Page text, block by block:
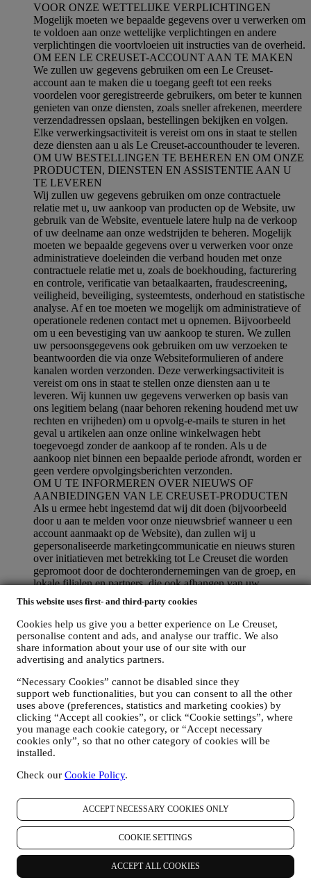
This website uses first- and third-party cookies
Cookies help us give you a better experience on Le Creuset,
personalise content and ads, and analyse our traffic. We also
share information about your use of our site with our
advertising and analytics partners.
“Necessary Cookies” cannot be disabled since they
support web functionalities, but you can consent to all the other
uses above (preferences, statistics and marketing cookies) by
clicking “Accept all cookies”, or click “Cookie settings”, where
you manage each cookie category, or “Accept necessary
cookies only”, so that no other category of cookies will be
installed.
Check our Cookie Policy.
ACCEPT NECESSARY COOKIES ONLY
COOKIE SETTINGS
ACCEPT ALL COOKIES
VOOR ONZE WETTELIJKE VERPLICHTINGEN
Mogelijk moeten we bepaalde gegevens over u verwerken om
te voldoen aan onze wettelijke verplichtingen en andere
verplichtingen die voortvloeien uit instructies van de overheid.
OM EEN LE CREUSET-ACCOUNT AAN TE MAKEN
We zullen uw gegevens gebruiken om een Le Creuset-
account aan te maken die u toegang geeft tot een reeks
voordelen voor geregistreerde gebruikers, om beter te kunnen
genieten van onze diensten, zoals sneller afrekenen, meerdere
verzendadressen opslaan, bestellingen bekijken en volgen.
Elke verwerkingsactiviteit is vereist om ons in staat te stellen
deze diensten aan u als Le Creuset-accounthouder te leveren.
OM UW BESTELLINGEN TE BEHEREN EN OM ONZE
PRODUCTEN, DIENSTEN EN ASSISTENTIE AAN U
TE LEVEREN
Wij zullen uw gegevens gebruiken om onze contractuele
relatie met u, uw aankoop van producten op de Website, uw
gebruik van de Website, eventuele latere hulp na de verkoop
of uw deelname aan onze wedstrijden te beheren. Mogelijk
moeten we bepaalde gegevens over u verwerken voor onze
administratieve doeleinden die verband houden met onze
contractuele relatie met u, zoals de boekhouding, facturering
en controle, verificatie van betaalkaarten, fraudescreening,
veiligheid, beveiliging, systeemtests, onderhoud en statistische
analyse. Af en toe moeten we mogelijk om administratieve of
operationele redenen contact met u opnemen. Bijvoorbeeld
om u een bevestiging van uw aankoop te sturen. We zullen
uw persoonsgegevens ook gebruiken om uw verzoeken te
beantwoorden die via onze Websiteformulieren of andere
kanalen worden verzonden. Deze verwerkingsactiviteit is
vereist om ons in staat te stellen onze diensten aan u te
leveren. Wij kunnen uw gegevens verwerken op basis van
ons legitiem belang (naar behoren rekening houdend met uw
rechten en vrijheden) om u opvolg-e-mails te sturen in het
geval u artikelen aan onze online winkelwagen hebt
toegevoegd zonder de aankoop af te ronden. Als u de
aankoop niet binnen een bepaalde periode afrondt, worden er
geen verdere opvolgingsberichten verzonden.
OM U TE INFORMEREN OVER NIEUWS OF
AANBIEDINGEN VAN LE CREUSET-PRODUCTEN
Als u ermee hebt ingestemd dat wij dit doen (bijvoorbeeld
door u aan te melden voor onze nieuwsbrief wanneer u een
account aanmaakt op de Website), dan zullen wij u
gepersonaliseerde marketingcommunicatie en nieuws sturen
over initiatieven met betrekking tot Le Creuset die worden
gepromoot door de dochterondernemingen van de groep, en
lokale filialen en partners, die ook afhangen van uw
voorkeuren. Wij zullen contact met u opnemen via e-mail,
sms of sociale media, maar ook via geautomatiseerde
middelen. Dergelijke communicatie zal betrekking hebben op
Le Creuset-producten of op nieuwe winkelopeningen,
exclusieve evenementen, wedstrijden, enquêtes, demonstraties
die worden georganiseerd door Le Creuset of speciale
kan voor u worden geselecteerd of op maat worden gemaakt
op basis van de gegevens die we over u hebben, zoals uw
locatie of uw aankoopgeschiedenis of uw voorkeuren voor
onze producten. Wij zullen uw gegevens gebruiken om uw
interesses beter te begrijpen. Dit stelt ons in staat om onze
communicatie te personaliseren om deze relevanter en
interessanter te maken. Er zullen geen andere gevolgen zijn.
Wij verzamelen ook statistieken over het openen van e-mail
en klikgedrag met behulp van de in de sector gangbare
technologieën om ons te helpen onze nieuwsbrieven te
volgen. Deze verwerking is gebaseerd op uw toestemming
om gepersonaliseerde marketingcommunicatie van ons te
ontvangen. De keuze om aan te melden kan worden
uitgeoefend op de plaatsen waar persoonsgegevens worden
verzameld door het juiste selectievakje aan te vinken of, als u
een Le Creuset-account heeft, via het Mijn account-gedeelte